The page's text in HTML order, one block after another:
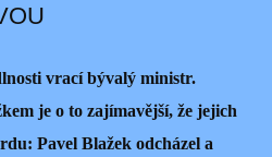
vrací bývalý ministr.
je o to zajímavější, že jejich
Pavel Blažek odcházel a